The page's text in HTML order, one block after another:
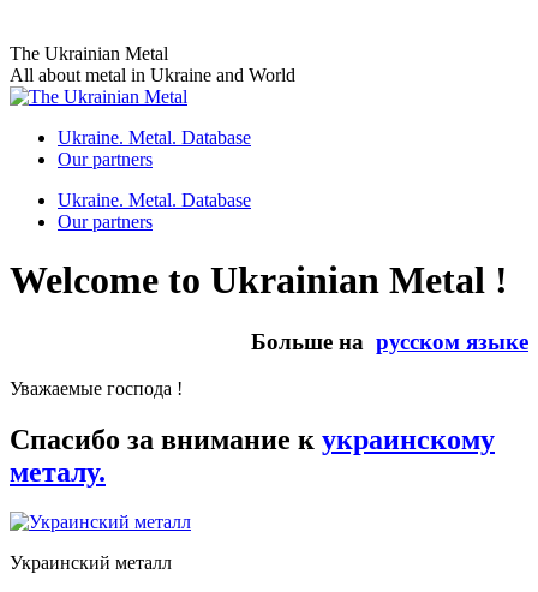
Skip
to
content
The Ukrainian Metal
All about metal in Ukraine and World
Ukraine. Metal. Database
Our partners
Ukraine. Metal. Database
Our partners
Welcome to Ukrainian Metal !
Больше на русском языке
Уважаемые господа !
Спасибо за внимание к украинскому
металу.
Украинский металл